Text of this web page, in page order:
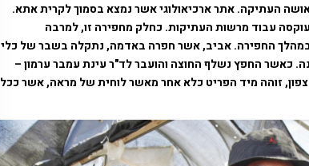
העתיקה. אתר ארכיאולוגי אשר נמצא בסמוך לקרית אתא.
עבוד מרשות העתיקות. כחלק מחפירה זו, למרבה
החפירה. אביב, אשר חפרה באדמה, נתקלה בשבר של כלי
כאשר החפץ נשלף החוצה והועבר לד"ר עינת עמבר ערמון –
זוהה מיד הפריט כלא אחר מאשר לוחית של מראה, אשר ככל